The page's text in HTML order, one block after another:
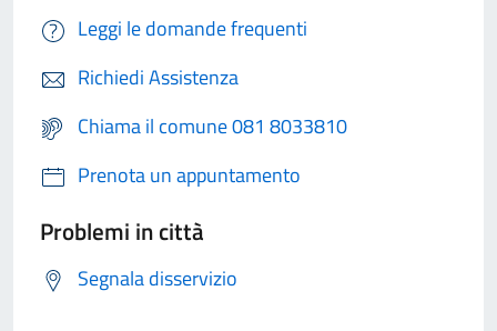
Leggi le domande frequenti
Richiedi Assistenza
Chiama il comune 081 8033810
Prenota un appuntamento
Problemi in città
Segnala disservizio